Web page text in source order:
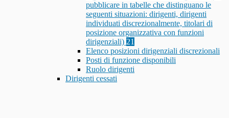
pubblicare in tabelle che distinguano le
seguenti situazioni: dirigenti, dirigenti
individuati discrezionalmente, titolari di
posizione organizzativa con funzioni
dirigenziali) 21
Elenco posizioni dirigenziali discrezionali
Posti di funzione disponibili
Ruolo dirigenti
Dirigenti cessati